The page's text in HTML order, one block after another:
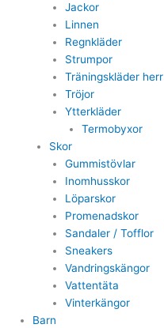
Jackor
Linnen
Regnkläder
Strumpor
Träningskläder herr
Tröjor
Ytterkläder
Termobyxor
Skor
Gummistövlar
Inomhusskor
Löparskor
Promenadskor
Sandaler / Tofflor
Sneakers
Vandringskängor
Vattentäta
Vinterkängor
Barn